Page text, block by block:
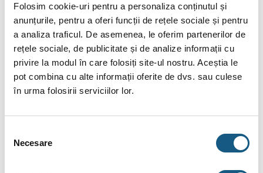
Folosim cookie-uri pentru a personaliza conținutul și
anunțurile, pentru a oferi funcții de rețele sociale și pentru
a analiza traficul. De asemenea, le oferim partenerilor de
rețele sociale, de publicitate și de analize informații cu
privire la modul în care folosiți site-ul nostru. Aceștia le
pot combina cu alte informații oferite de dvs. sau culese
în urma folosirii serviciilor lor.
consimțământului
Necesare
INFORMAȚII SUPLIMENTARE
BRAND
RECENZII (0)
MS, 3 bar, filet interior G1″ x G1″1/4
Supape de siguranta pentru instalatiile de incalzire inchise
conform DIN 4751pana la temperaturi de 120 C. Presiunea de